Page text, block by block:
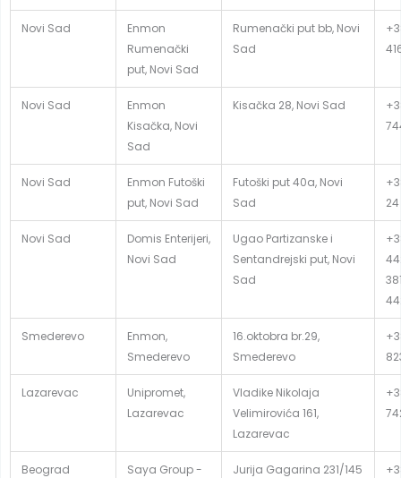
Novi Sad
Enmon
Rumenački
put, Novi Sad
Rumenački put bb, Novi
Sad
Novi Sad
Enmon
Kisačka, Novi
Sad
Kisačka 28, Novi Sad
Novi Sad
Enmon Futoški
put, Novi Sad
Futoški put 40a, Novi
Sad
24
Novi Sad
Domis Enterijeri,
Novi Sad
Ugao Partizanske i
Sentandrejski put, Novi
Sad
Smederevo
Enmon,
Smederevo
16.oktobra br.29,
Smederevo
Lazarevac
Unipromet,
Lazarevac
Vladike Nikolaja
Velimirovića 161,
Lazarevac
Beograd
Saya Group -
Jurija Gagarina 231/145